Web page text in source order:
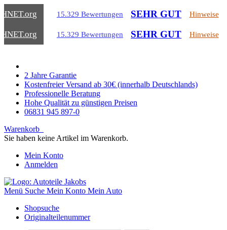
.org 15.329 Bewertungen SEHR GUT Hinweise
.org 15.329 Bewertungen SEHR GUT Hinweise
2 Jahre Garantie
Kostenfreier Versand ab 30€ (innerhalb Deutschlands)
Professionelle Beratung
Hohe Qualität zu günstigen Preisen
06831 945 897-0
Warenkorb
Sie haben keine Artikel im Warenkorb.
Mein Konto
Anmelden
Menü Suche Mein Konto Mein Auto
Shopsuche
Originalteilenummer